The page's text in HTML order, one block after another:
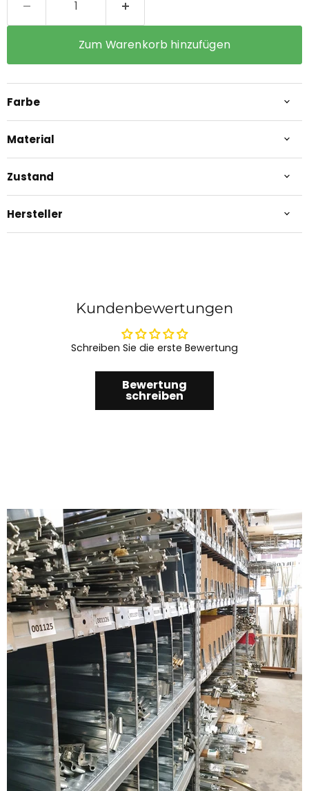
Zum Warenkorb hinzufügen
Farbe
Material
Zustand
Hersteller
Kundenbewertungen
Schreiben Sie die erste Bewertung
Bewertung
schreiben